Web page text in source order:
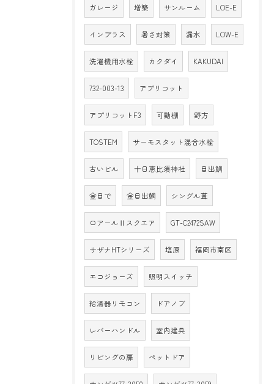
ガレージ 増築 サンルーム LOE-E
インプラス 暑さ対策 漏水 LOW-E
洗濯機用水栓 カクダイ KAKUDAI
732-003-13 アプリコット
アプリコットF3 可動棚 野方
TOSTEM サーモスタット混合水栓
古いビル 十日恵比須神社 目出鯛
金目で 金目出鯛 シングル葺
ロアールⅡスクエア GT-C2472SAW
サザナHTシリーズ 塩原 福岡市南区
エコジョーズ 照明スイッチ
給湯器リモコン ドアノブ
レバーハンドル 室内建具
リビングの扉 ペットドア